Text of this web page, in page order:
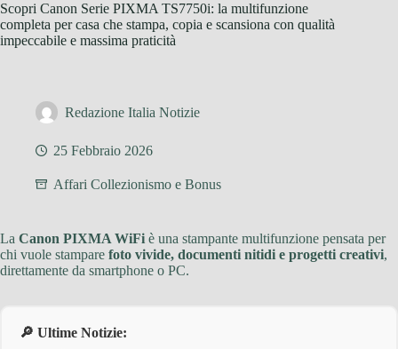
Scopri Canon Serie PIXMA TS7750i: la multifunzione
completa per casa che stampa, copia e scansiona con qualità
impeccabile e massima praticità
Redazione Italia Notizie
25 Febbraio 2026
Affari Collezionismo e Bonus
La Canon PIXMA WiFi è una stampante multifunzione pensata per
chi vuole stampare foto vivide, documenti nitidi e progetti creativi,
direttamente da smartphone o PC.
🔎 Ultime Notizie: